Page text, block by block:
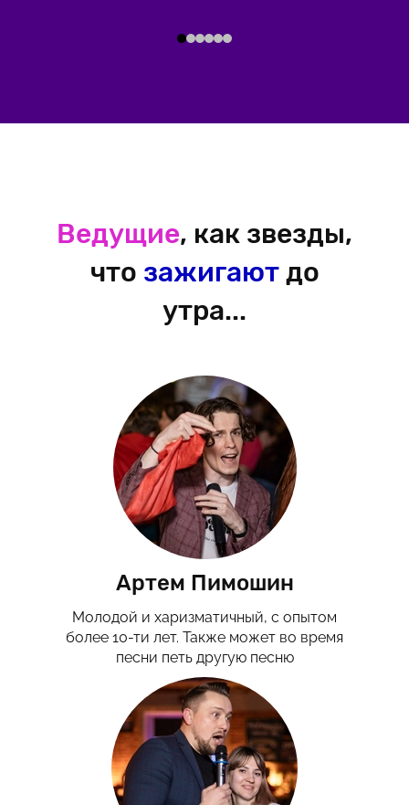
Ведущие, как звезды,
что зажигаютдо
утра...
Артем Пимошин
Молодой и харизматичный, с опытом
более 10-ти лет. Также может во время
песни петь другую песню